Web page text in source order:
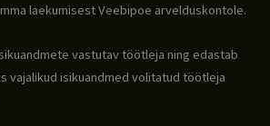
laekumisest Veebipoe arvelduskontole.
vastutav töötleja ning edastab
vajalikud isikuandmed volitatud töötleja